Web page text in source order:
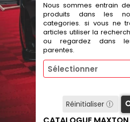
Nous sommes entrain
produits dans les
categories. si vous ne
articles utiliser la
ou regardez dans
parentes.
Sélectionner
Réinitialiser